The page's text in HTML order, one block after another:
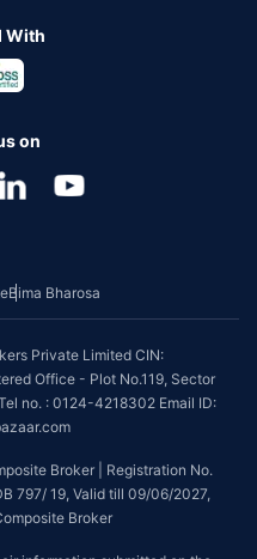
With
on
Bima Bharosa
Private Limited CIN:
Office - Plot No.119, Sector
no. : 0124-4218302 Email ID:
Broker | Registration No.
797/ 19, Valid till 09/06/2027,
Broker